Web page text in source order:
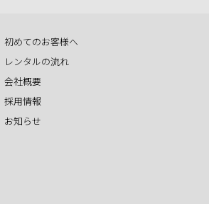
初めてのお客様へ
レンタルの流れ
会社概要
採用情報
お知らせ